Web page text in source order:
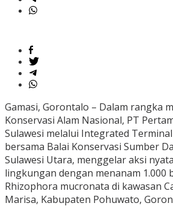
Gamasi, Gorontalo – Dalam rangka
Konservasi Alam Nasional, PT
Sulawesi melalui Integrated
bersama Balai Konservasi Sumber
Sulawesi Utara, menggelar aksi
lingkungan dengan menanam 1.000
Rhizophora mucronata di kawasan
Marisa, Kabupaten Pohuwato,